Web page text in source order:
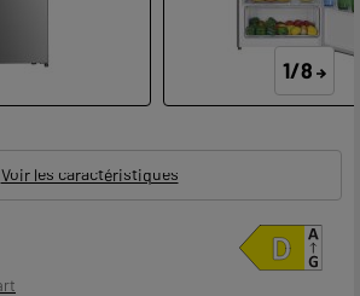
1/8
Voir les caractéristiques